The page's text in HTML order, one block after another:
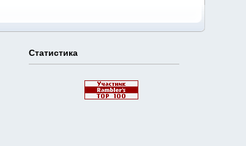
Статистика